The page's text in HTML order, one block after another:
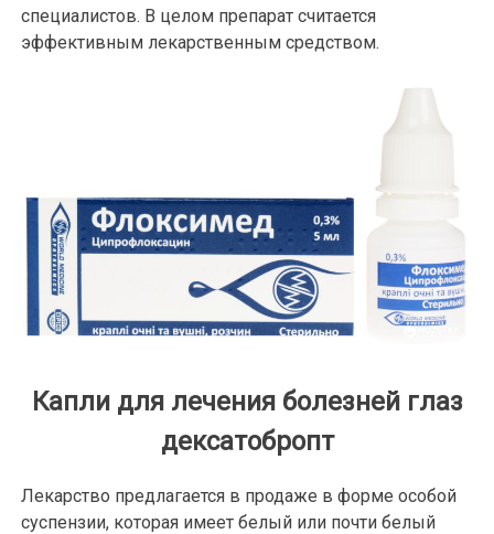
специалистов. В целом препарат считается
эффективным лекарственным средством.
Капли для лечения болезней глаз
дексатобропт
Лекарство предлагается в продаже в форме особой
суспензии, которая имеет белый или почти белый